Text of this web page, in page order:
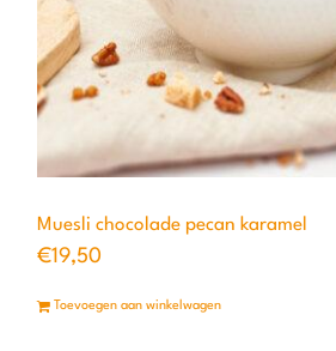
Muesli chocolade pecan karamel
€19,50
Toevoegen aan winkelwagen